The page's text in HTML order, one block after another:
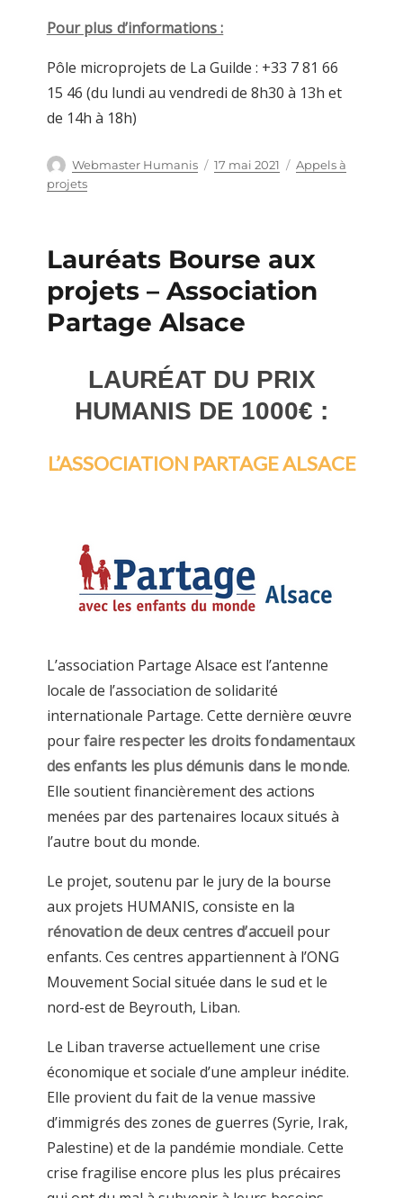
Pour plus d’informations :
Pôle microprojets de La Guilde : +33 7 81 66
15 46 (du lundi au vendredi de 8h30 à 13h et
de 14h à 18h)
Auteur
Webmaster Humanis
Publié
17 mai 2021 Catégories
Appels à
projets
Lauréats Bourse aux
projets – Association
Partage Alsace
LAURÉAT DU PRIX
HUMANIS DE 1000€ :
L’ASSOCIATION PARTAGE ALSACE
L’association Partage Alsace est l’antenne
locale de l’association de solidarité
internationale Partage. Cette dernière œuvre
pourfaire respecter les droits fondamentaux
des enfants les plus démunis dans le monde.
Elle soutient financièrement des actions
menées par des partenaires locaux situés à
l’autre bout du monde.
Le projet, soutenu par le jury de la bourse
aux projets HUMANIS, consiste en la
rénovation de deux centres d’accueil pour
enfants. Ces centres appartiennent à l’ONG
Mouvement Social située dans le sud et le
nord-est de Beyrouth, Liban.
Le Liban traverse actuellement une crise
économique et sociale d’une ampleur inédite.
Elle provient du fait de la venue massive
d’immigrés des zones de guerres (Syrie, Irak,
Palestine) et de la pandémie mondiale. Cette
crise fragilise encore plus les plus précaires